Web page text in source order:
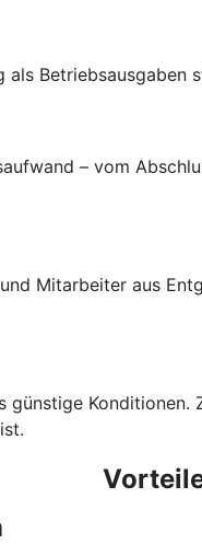
Betriebsausgaben
– vom
Mitarbeiter aus